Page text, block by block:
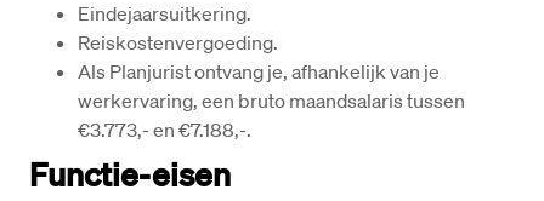
Eindejaarsuitkering.
Reiskostenvergoeding.
Als Planjurist ontvang je, afhankelijk van je
werkervaring, een bruto maandsalaris tussen
€3.773,- en €7.188,-.
Functie-eisen